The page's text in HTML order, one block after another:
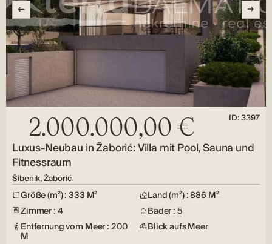
2.000.000,00 € ID: 3397
Luxus-Neubau in Žaborić: Villa mit Pool, Sauna und
Fitnessraum
Šibenik, Žaborić
Größe (m²) : 333 M²
Land (m²) : 886 M²
Zimmer : 4
Bäder : 5
Entfernung vom Meer : 200
M
Blick aufs Meer